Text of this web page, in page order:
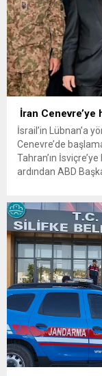
İran
İsrail’in Lübnan’a
Cenevre’de
Tahran’ın
ardından ABD
sürecini durma